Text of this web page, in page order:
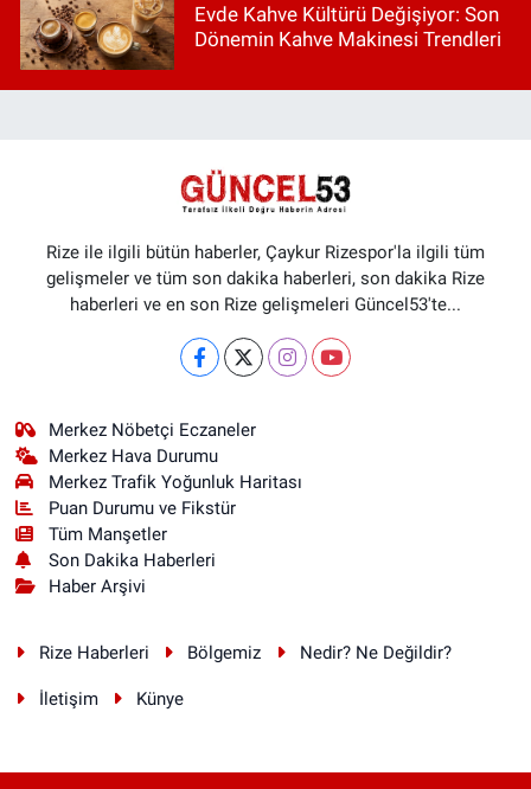
Evde Kahve Kültürü Değişiyor: Son
Dönemin Kahve Makinesi Trendleri
Rize ile ilgili bütün haberler, Çaykur Rizespor'la ilgili tüm
gelişmeler ve tüm son dakika haberleri, son dakika Rize
haberleri ve en son Rize gelişmeleri Güncel53'te...
Merkez Nöbetçi Eczaneler
Merkez Hava Durumu
Merkez Trafik Yoğunluk Haritası
Puan Durumu ve Fikstür
Tüm Manşetler
Son Dakika Haberleri
Haber Arşivi
Rize Haberleri Bölgemiz Nedir? Ne Değildir?
İletişim Künye